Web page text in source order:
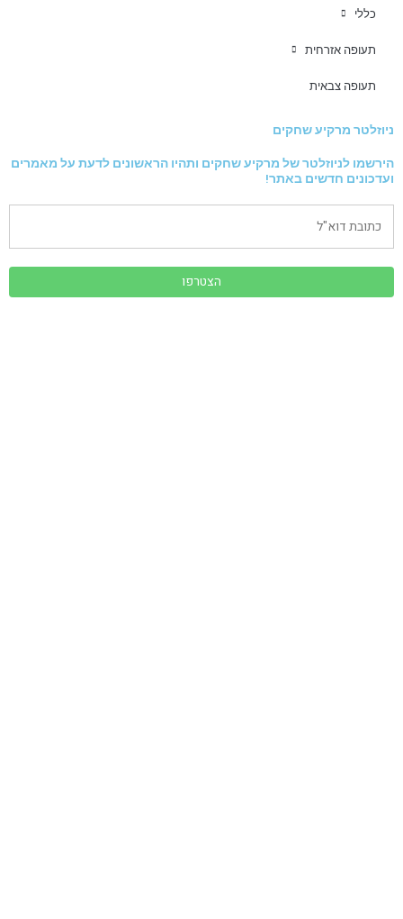
כללי
תעופה אזרחית
תעופה צבאית
ניוזלטר מרקיע שחקים
הירשמו לניוזלטר של מרקיע שחקים ותהיו הראשונים לדעת על מאמרים
ועדכונים חדשים באתר!